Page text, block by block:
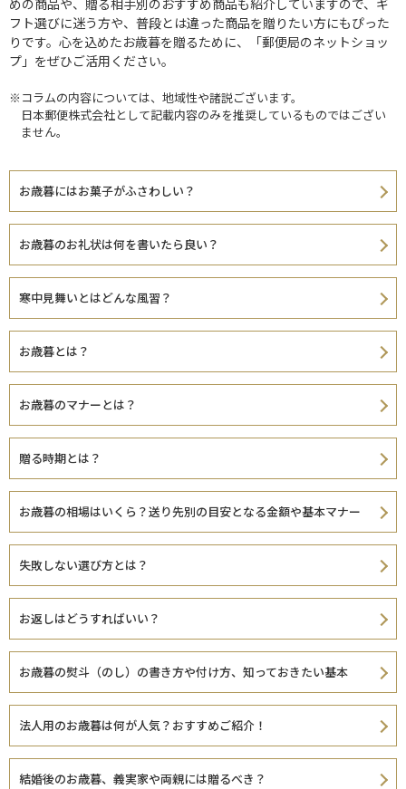
めの商品や、贈る相手別のおすすめ商品も紹介していますので、ギ
フト選びに迷う方や、普段とは違った商品を贈りたい方にもぴった
りです。心を込めたお歳暮を贈るために、「郵便局のネットショッ
プ」をぜひご活用ください。
※コラムの内容については、地域性や諸説ございます。
日本郵便株式会社として記載内容のみを推奨しているものではござい
ません。
お歳暮にはお菓子がふさわしい？
お歳暮のお礼状は何を書いたら良い？
寒中見舞いとはどんな風習？
お歳暮とは？
お歳暮のマナーとは？
贈る時期とは？
お歳暮の相場はいくら？送り先別の目安となる金額や基本マナー
失敗しない選び方とは？
お返しはどうすればいい？
お歳暮の熨斗（のし）の書き方や付け方、知っておきたい基本
法人用のお歳暮は何が人気？おすすめご紹介！
結婚後のお歳暮、義実家や両親には贈るべき？